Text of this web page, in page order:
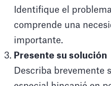
Identifique el
comprende una
importante.
Presente su solución
Describa brevemente